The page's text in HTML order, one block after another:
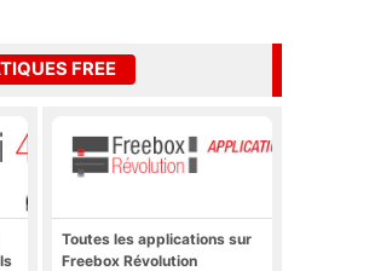
FREE
Toutes les applications sur
Freebox Révolution